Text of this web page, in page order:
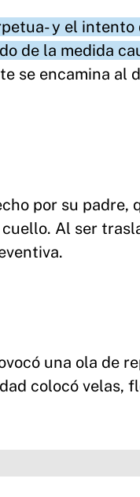
y el
de la medida
se encamina al
por su
Al ser
una ola de
colocó velas,